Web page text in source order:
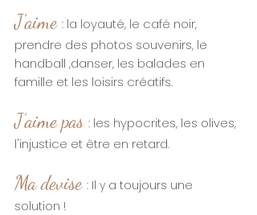
J’aime : la loyauté, le café noir,
prendre des photos souvenirs, le
handball ,danser, les balades en
famille et les loisirs créatifs.
J’aime pas : les hypocrites, les olives,
l'injustice et être en retard.
Ma devise : Il y a toujours une
solution !